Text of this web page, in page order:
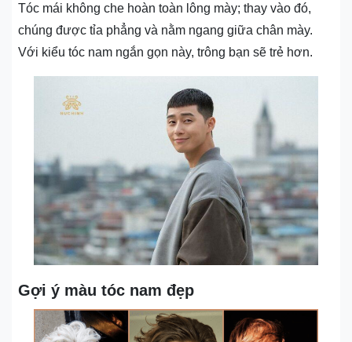
Tóc mái không che hoàn toàn lông mày; thay vào đó,
chúng được tỉa phẳng và nằm ngang giữa chân mày.
Với kiểu tóc nam ngắn gọn này, trông bạn sẽ trẻ hơn.
Gợi ý màu tóc nam đẹp